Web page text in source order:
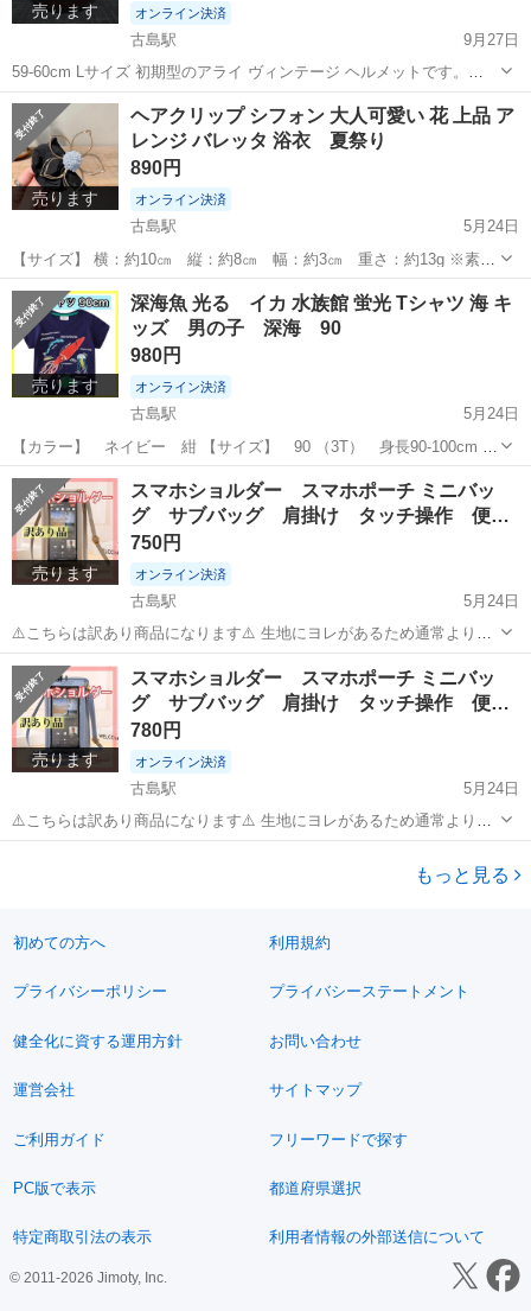
売ります オンライン決済
古島駅
9月27日
59-60cm Lサイズ 初期型のアライ ヴィンテージ ヘルメットです。
Vintage ロゴはステッカーではなく、塗装による仕上げ。 そのため初
期タイプにしか見られない、たいへん希少なモデルです。 状態は写真
でご確認く...
沖縄 浦添市 古島駅 その他 ヘルメット
売ります
ヘアクリップ シフォン 大人可愛い 花 上品 ア
レンジ バレッタ 浴衣 夏祭り
890円
オンライン決済
古島駅
5月24日
【サイズ】 横：約10㎝ 縦：約8㎝ 幅：約3㎝ 重さ：約13g ※素人
採寸になります。多少の誤差はご了承ください。 ⭐︎子供から大人まで
使える可愛いヘアクリップ。 普段使いはもちろん結婚式やパーティ
ー、発表会など...
沖縄 浦添市 古島駅 アクセサリー 浴衣
売ります
深海魚 光る イカ 水族館 蛍光 Tシャツ 海 キ
ッズ 男の子 深海 90
980円
オンライン決済
古島駅
5月24日
【カラー】 ネイビー 紺 【サイズ】 90 （3T） 身長90-100cm ※
目安として 平置き バスト:約58㎝ 総丈:約42㎝、肩幅:約21㎝ 裾まわ
り:約56㎝、袖丈:約11㎝、アームホール:約24㎝ ※素人...
沖縄 浦添市 Tシャツ
売ります
スマホショルダー スマホポーチ ミニバッ
グ サブバッグ 肩掛け タッチ操作 便…
750円
オンライン決済
古島駅
5月24日
⚠️こちらは訳あり商品になります⚠️ 生地にヨレがあるため通常よりお
安く出品しております！ 必ず実物画像までご確認の上ご購入お願いい
たします！！ ＼使い勝手抜群のスマホショルダー／ お財布として
も使え小物やカードも収...
沖縄 浦添市 バッグ
売ります
スマホショルダー スマホポーチ ミニバッ
グ サブバッグ 肩掛け タッチ操作 便…
780円
オンライン決済
古島駅
5月24日
⚠️こちらは訳あり商品になります⚠️ 生地にヨレがあるため通常よりお
安く出品しております！ 必ず実物画像までご確認の上ご購入お願いい
もっと見る
初めての方へ 利用規約
プライバシーポリシー プライバシーステートメント
健全化に資する運用方針 お問い合わせ
運営会社 サイトマップ
ご利用ガイド フリーワードで探す
PC版で表示 都道府県選択
特定商取引法の表示 利用者情報の外部送信について
© 2011-2026 Jimoty, Inc.